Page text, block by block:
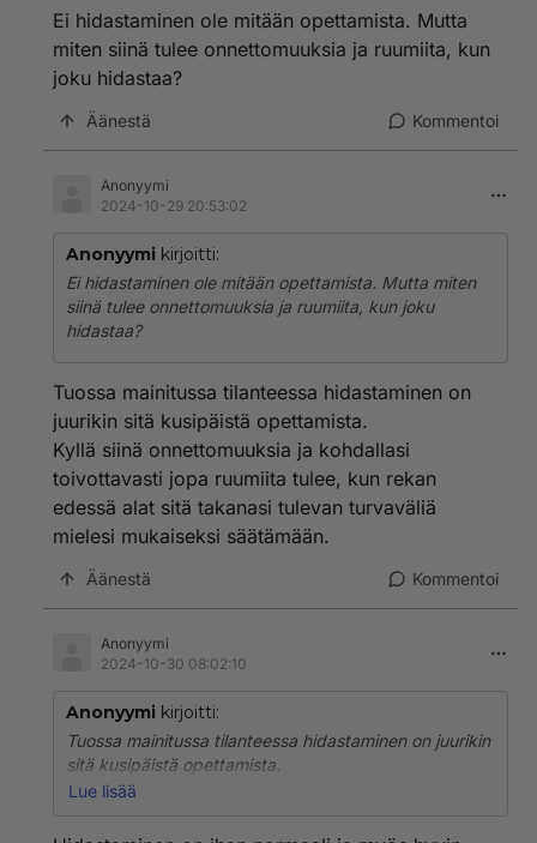
toiveissa.
Ei hidastaminen ole mitään opettamista. Mutta
miten siinä tulee onnettomuuksia ja ruumiita, kun
joku hidastaa?
Äänestä Kommentoi
Anonyymi
2024-10-29 20:53:02
Anonyymi kirjoitti:
Ei hidastaminen ole mitään opettamista. Mutta miten
siinä tulee onnettomuuksia ja ruumiita, kun joku
hidastaa?
Tuossa mainitussa tilanteessa hidastaminen on
juurikin sitä kusipäistä opettamista.
Kyllä siinä onnettomuuksia ja kohdallasi
toivottavasti jopa ruumiita tulee, kun rekan
edessä alat sitä takanasi tulevan turvaväliä
mielesi mukaiseksi säätämään.
Äänestä Kommentoi
Anonyymi
2024-10-30 08:02:10
Anonyymi kirjoitti:
Tuossa mainitussa tilanteessa hidastaminen on juurikin
sitä kusipäistä opettamista.
Kyllä siinä onnettomuuksia ja kohdallasi toivottavasti
tulevan turvaväliä mielesi mukaiseksi säätämään.
Lue lisää